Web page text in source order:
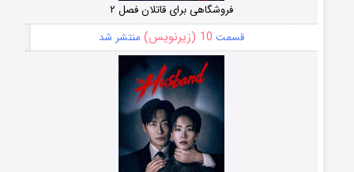
فروشگاهی برای قاتلان فصل ۲
قسمت 10 (زیرنویس) منتشر شد